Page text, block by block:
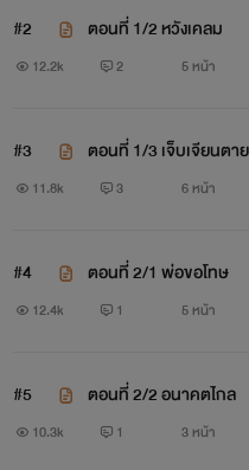
งานนี้‘คุณหมอไร้หัวใจ’ตกที่
ได้ อยากได้ทั้
นายแพทย์เตชธร
อดีตเขาเคยจน ถูกพ่อแฟนดู
ปัจจุบัน ประกอบอาชีพศั
#2 ตอนที่ 1/2 หวังเคลม
12.2k 2 5 หน้า
#3 ตอนที่ 1/3 เจ็บเจียนตาย
11.8k 3 6 หน้า
#4 ตอนที่ 2/1 พ่อขอโทษ
12.4k 1 5 หน้า
#5 ตอนที่ 2/2 อนาคตไกล
10.3k 1 3 หน้า